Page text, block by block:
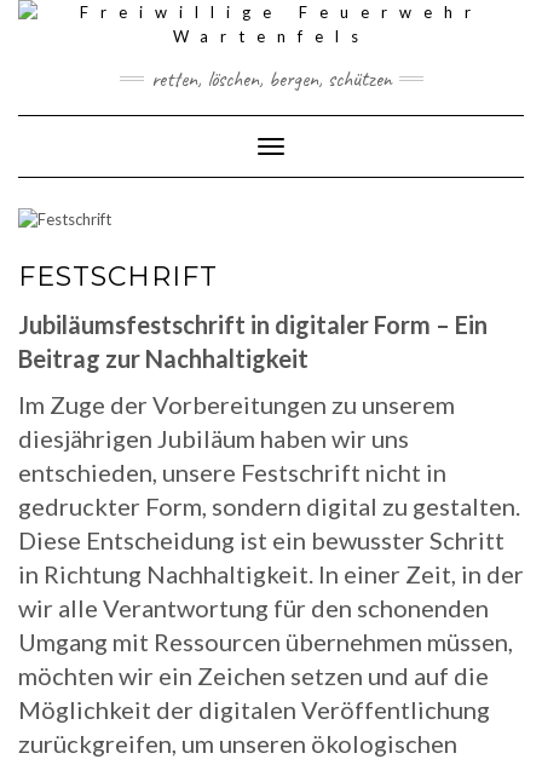
Skip
retten, löschen, bergen, schützen
Toggle Navigation
FESTSCHRIFT
Jubiläumsfestschrift in digitaler Form – Ein
Beitrag zur Nachhaltigkeit
Im Zuge der Vorbereitungen zu unserem
diesjährigen Jubiläum haben wir uns
entschieden, unsere Festschrift nicht in
gedruckter Form, sondern digital zu gestalten.
Diese Entscheidung ist ein bewusster Schritt
in Richtung Nachhaltigkeit. In einer Zeit, in der
wir alle Verantwortung für den schonenden
Umgang mit Ressourcen übernehmen müssen,
möchten wir ein Zeichen setzen und auf die
Möglichkeit der digitalen Veröffentlichung
zurückgreifen, um unseren ökologischen